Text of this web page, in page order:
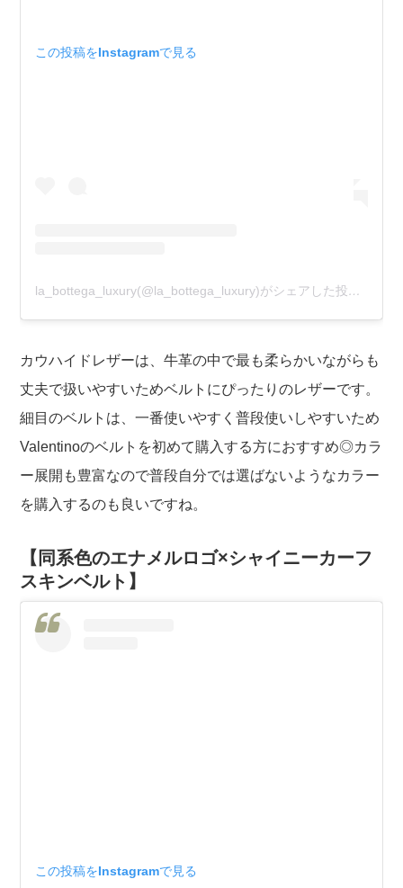
この投稿をInstagramで見る
la_bottega_luxury(@la_bottega_luxury)がシェアした投稿
カウハイドレザーは、牛革の中で最も柔らかいながらも
丈夫で扱いやすいためベルトにぴったりのレザーです。
細目のベルトは、一番使いやすく普段使いしやすいため
Valentinoのベルトを初めて購入する方におすすめ◎カラ
ー展開も豊富なので普段自分では選ばないようなカラー
を購入するのも良いですね。
【同系色のエナメルロゴ×シャイニーカーフ
スキンベルト】
この投稿をInstagramで見る